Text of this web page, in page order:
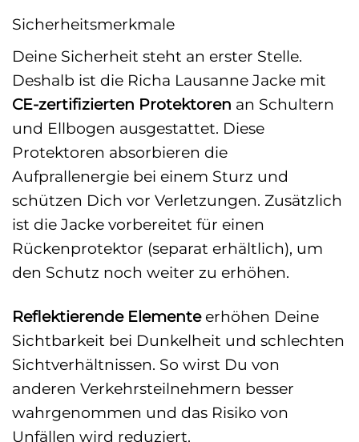
Sicherheitsmerkmale
Deine Sicherheit steht an erster Stelle.
Deshalb ist die Richa Lausanne Jacke mit
CE-zertifizierten Protektoren an Schultern
und Ellbogen ausgestattet. Diese
Protektoren absorbieren die
Aufprallenergie bei einem Sturz und
schützen Dich vor Verletzungen. Zusätzlich
ist die Jacke vorbereitet für einen
Rückenprotektor (separat erhältlich), um
den Schutz noch weiter zu erhöhen.
Reflektierende Elementeerhöhen Deine
Sichtbarkeit bei Dunkelheit und schlechten
Sichtverhältnissen. So wirst Du von
anderen Verkehrsteilnehmern besser
wahrgenommen und das Risiko von
Unfällen wird reduziert.